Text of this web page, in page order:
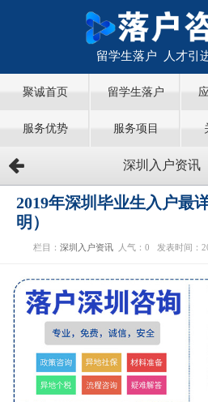
留学生落户 人才引
聚诚首页 留学生落户
服务优势 服务项目
深圳入户资讯
2019年深圳毕业生入户最
明）
栏目： 深圳入户资讯 人气： 0 发表时间：